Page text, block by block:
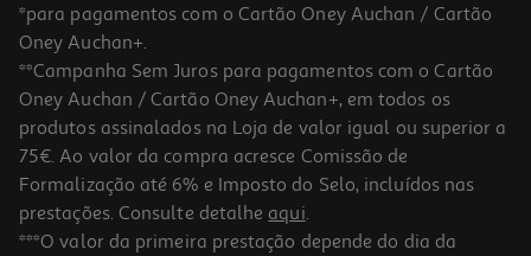
2.4
Espremedor De Citrinos Kenwood Je290a 40 W 1 L
*para pagamentos com o Cartão Oney Auchan / Cartão
Oney Auchan+.
**Campanha Sem Juros para pagamentos com o Cartão
Oney Auchan / Cartão Oney Auchan+, em todos os
produtos assinalados na Loja de valor igual ou superior a
75€. Ao valor da compra acresce Comissão de
Formalização até 6% e Imposto do Selo, incluídos nas
prestações. Consulte detalhe aqui.
***O valor da primeira prestação depende do dia da